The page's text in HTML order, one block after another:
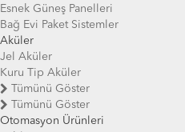
Esnek Güneş Panelleri
Bağ Evi Paket Sistemler
Aküler
Jel Aküler
Kuru Tip Aküler
Tümünü Göster
Tümünü Göster
Otomasyon Ürünleri